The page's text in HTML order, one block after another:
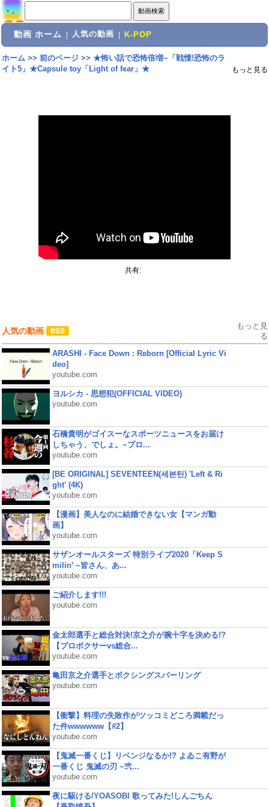
動画 ホーム 人気の動画 K-POP
ホーム>> 前のページ>> ★怖い話で恐怖倍増~「戦慄!恐怖のラ
イト5」★Capsule toy「Light of fear」★
もっと見る
共有:
人気の動画
もっと見
る
ARASHI - Face Down : Reborn [Official Lyric Vi
deo]
youtube.com
ヨルシカ - 思想犯(OFFICIAL VIDEO)
youtube.com
石橋貴明がゴイスーなスポーツニュースをお届け
しちゃう、でしょ。~プロ...
youtube.com
[BE ORIGINAL] SEVENTEEN(세븐틴) 'Left & Ri
ght' (4K)
youtube.com
【漫画】美人なのに結婚できない女【マンガ動
画】
youtube.com
サザンオールスターズ 特別ライブ2020「Keep S
milin’ ~皆さん、あ...
youtube.com
ご紹介します!!!
youtube.com
金太郎選手と総合対決!京之介が腕十字を決める!?
【プロボクサーvs総合...
youtube.com
亀田京之介選手とボクシングスパーリング
youtube.com
【衝撃】料理の失敗作がツッコミどころ満載だっ
た件wwwwww【#2】
youtube.com
【鬼滅一番くじ】リベンジなるか!? よゐこ有野が
一番くじ 鬼滅の刃 ~弐...
youtube.com
夜に駆ける/YOASOBI 歌ってみた!しんごちん